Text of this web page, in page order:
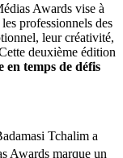
Awards vise à
professionnels des
leur créativité,
deuxième édition
temps de défis
Tchalim a
Awards marque un